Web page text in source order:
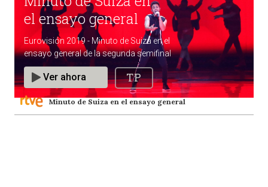
Minuto de Suiza en el ensayo general